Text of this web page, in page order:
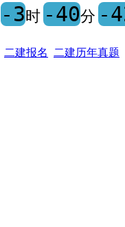
-3时-40分 -
二建报名 二建历年真题